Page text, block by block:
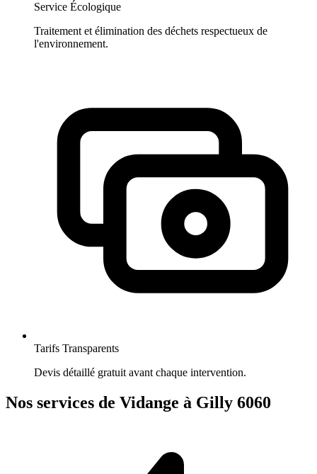
Service Écologique
Traitement et élimination des déchets respectueux de
l'environnement.
Tarifs Transparents
Devis détaillé gratuit avant chaque intervention.
Nos services de Vidange à Gilly 6060